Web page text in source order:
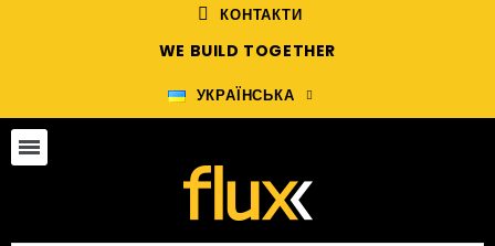
КОНТАКТИ
WE BUILD TOGETHER
УКРАЇНСЬКА